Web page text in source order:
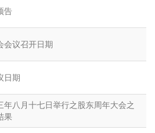
告
会议召开日期
日期
年八月十七日举行之股东周年大会之
果